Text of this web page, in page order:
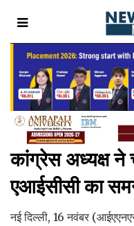
कांग्रेस अध्यक्ष ने
एआईसीसी का
नई दिल्ली, 16 नवंबर